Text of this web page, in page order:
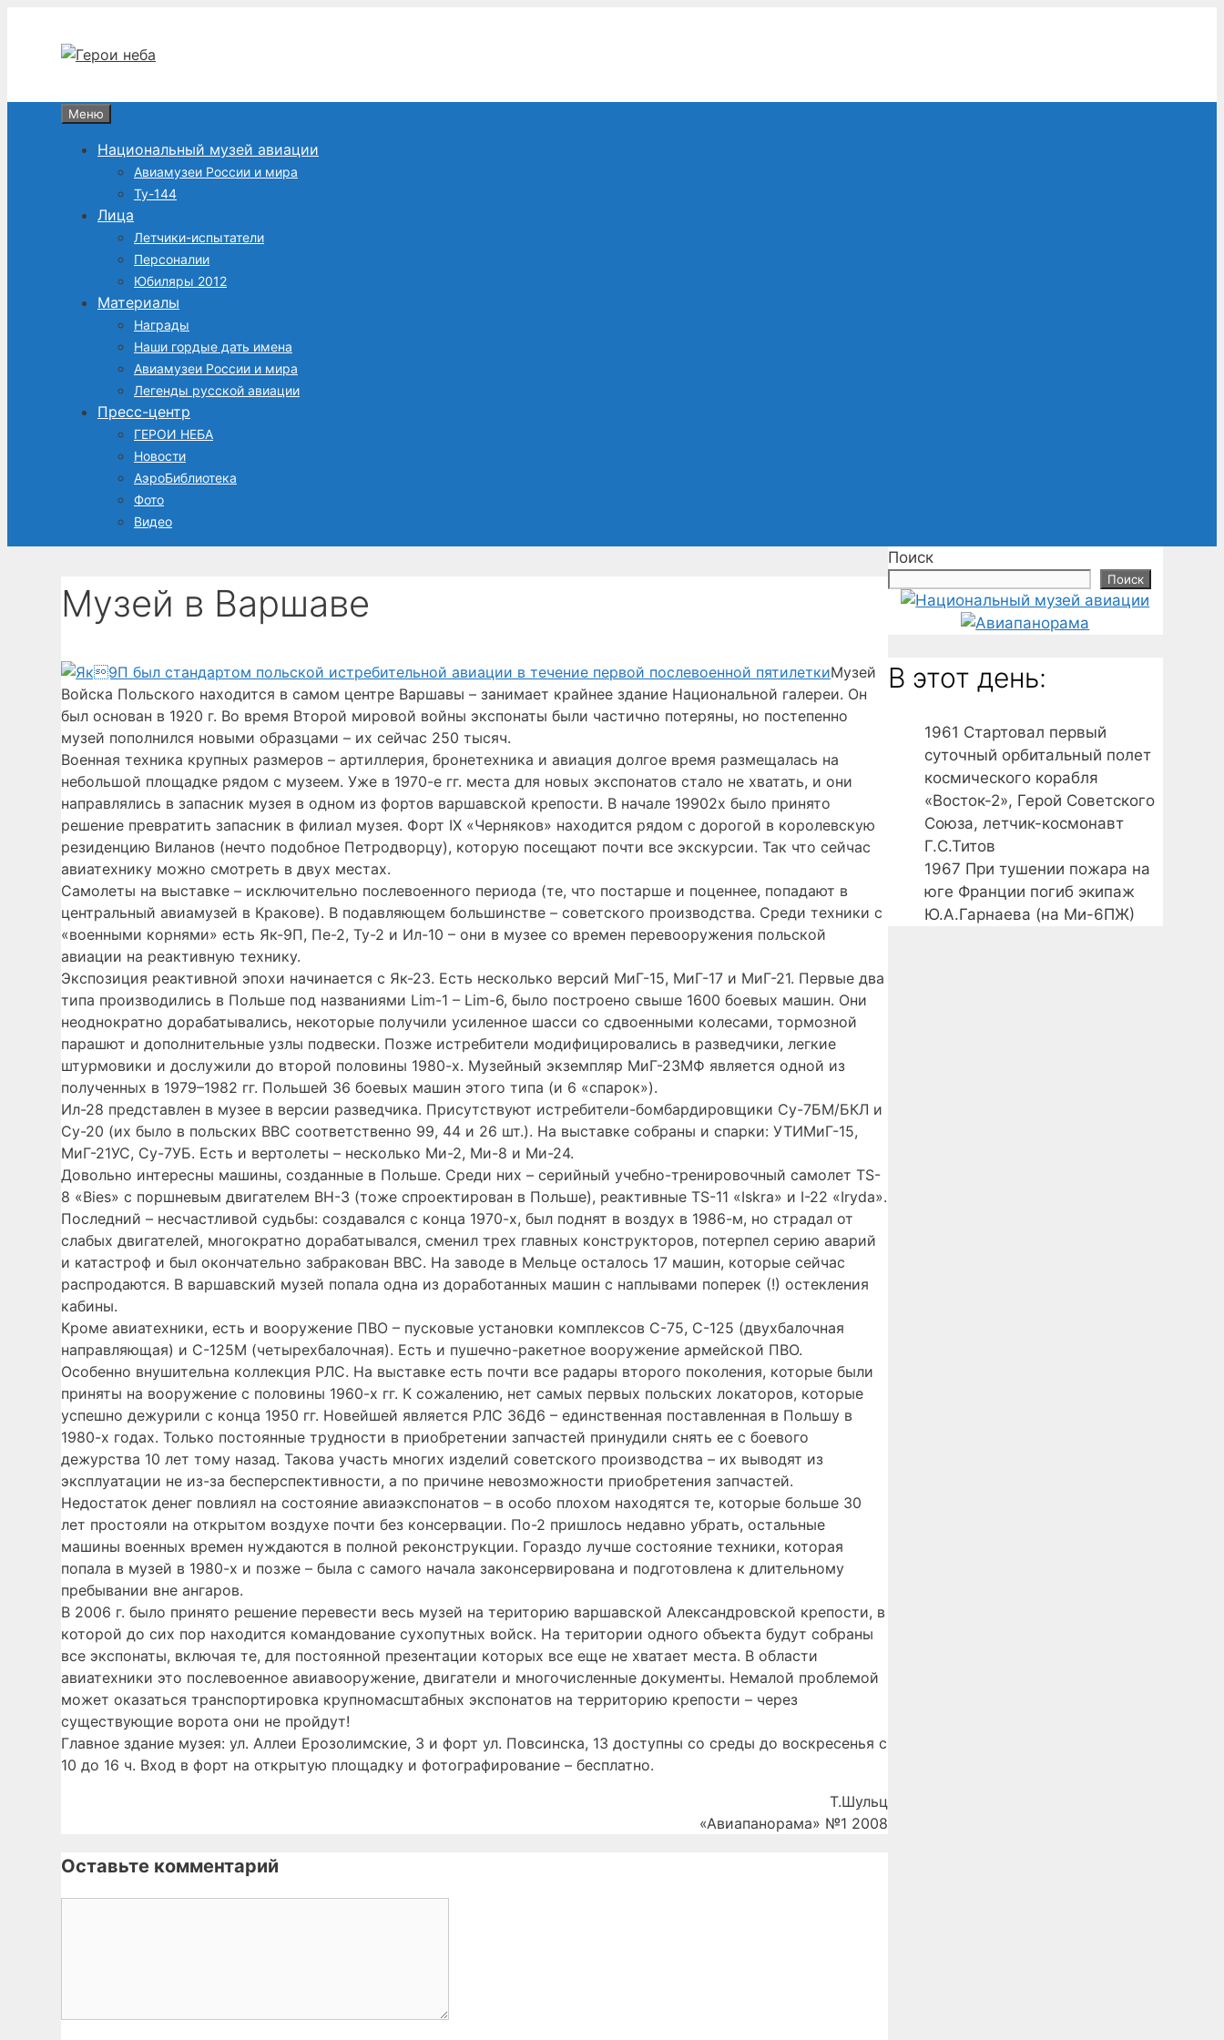
содержимому
Меню
Национальный музей авиации
Авиамузеи России и мира
Ту-144
Лица
Летчики-испытатели
Персоналии
Юбиляры 2012
Материалы
Награды
Наши гордые дать имена
Авиамузеи России и мира
Легенды русской авиации
Пресс-центр
ГЕРОИ НЕБА
Новости
АэроБиблиотека
Фото
Видео
Музей в Варшаве
Музей
Войска Польского находится в самом центре Варшавы – занимает крайнее здание Национальной галереи. Он
был основан в 1920 г. Во время Второй мировой войны экспонаты были частично потеряны, но постепенно
музей пополнился новыми образцами – их сейчас 250 тысяч.
Военная техника крупных размеров – артиллерия, бронетехника и авиация долгое время размещалась на
небольшой площадке рядом с музеем. Уже в 1970-е гг. места для новых экспонатов стало не хватать, и они
направлялись в запасник музея в одном из фортов варшавской крепости. В начале 19902х было принято
решение превратить запасник в филиал музея. Форт IX «Черняков» находится рядом с дорогой в королевскую
резиденцию Виланов (нечто подобное Петродворцу), которую посещают почти все экскурсии. Так что сейчас
авиатехнику можно смотреть в двух местах.
Самолеты на выставке – исключительно послевоенного периода (те, что постарше и поценнее, попадают в
центральный авиамузей в Кракове). В подавляющем большинстве – советского производства. Среди техники с
«военными корнями» есть Як-9П, Пе-2, Ту-2 и Ил-10 – они в музее со времен перевооружения польской
авиации на реактивную технику.
Экспозиция реактивной эпохи начинается с Як-23. Есть несколько версий МиГ-15, МиГ-17 и МиГ-21. Первые два
типа производились в Польше под названиями Lim-1 – Lim-6, было построено свыше 1600 боевых машин. Они
неоднократно дорабатывались, некоторые получили усиленное шасси со сдвоенными колесами, тормозной
парашют и дополнительные узлы подвески. Позже истребители модифицировались в разведчики, легкие
штурмовики и дослужили до второй половины 1980-х. Музейный экземпляр МиГ-23МФ является одной из
полученных в 1979–1982 гг. Польшей 36 боевых машин этого типа (и 6 «спарок»).
Ил-28 представлен в музее в версии разведчика. Присутствуют истребители-бомбардировщики Су-7БМ/БКЛ и
Су-20 (их было в польских ВВС соответственно 99, 44 и 26 шт.). На выставке собраны и спарки: УТИМиГ-15,
МиГ-21УС, Су-7УБ. Есть и вертолеты – несколько Ми-2, Ми-8 и Ми-24.
Довольно интересны машины, созданные в Польше. Среди них – серийный учебно-тренировочный самолет TS-
8 «Bies» с поршневым двигателем ВН-3 (тоже спроектирован в Польше), реактивные TS-11 «Iskra» и I-22 «Iryda».
Последний – несчастливой судьбы: создавался с конца 1970-х, был поднят в воздух в 1986-м, но страдал от
слабых двигателей, многократно дорабатывался, сменил трех главных конструкторов, потерпел серию аварий
и катастроф и был окончательно забракован ВВС. На заводе в Мельце осталось 17 машин, которые сейчас
распродаются. В варшавский музей попала одна из доработанных машин с наплывами поперек (!) остекления
кабины.
Кроме авиатехники, есть и вооружение ПВО – пусковые установки комплексов С-75, С-125 (двухбалочная
направляющая) и С-125М (четырехбалочная). Есть и пушечно-ракетное вооружение армейской ПВО.
Особенно внушительна коллекция РЛС. На выставке есть почти все радары второго поколения, которые были
приняты на вооружение с половины 1960-х гг. К сожалению, нет самых первых польских локаторов, которые
успешно дежурили с конца 1950 гг. Новейшей является РЛС 36Д6 – единственная поставленная в Польшу в
1980-х годах. Только постоянные трудности в приобретении запчастей принудили снять ее с боевого
дежурства 10 лет тому назад. Такова участь многих изделий советского производства – их выводят из
эксплуатации не из-за бесперспективности, а по причине невозможности приобретения запчастей.
Недостаток денег повлиял на состояние авиаэкспонатов – в особо плохом находятся те, которые больше 30
лет простояли на открытом воздухе почти без консервации. По-2 пришлось недавно убрать, остальные
машины военных времен нуждаются в полной реконструкции. Гораздо лучше состояние техники, которая
попала в музей в 1980-х и позже – была с самого начала законсервирована и подготовлена к длительному
пребывании вне ангаров.
В 2006 г. было принято решение перевести весь музей на територию варшавской Александровской крепости, в
которой до сих пор находится командование сухопутных войск. На територии одного объекта будут собраны
все экспонаты, включая те, для постоянной презентации которых все еще не хватает места. В области
авиатехники это послевоенное авиавооружение, двигатели и многочисленные документы. Немалой проблемой
может оказаться транспортировка крупномасштабных экспонатов на территорию крепости – через
существующие ворота они не пройдут!
Главное здание музея: ул. Аллеи Ерозолимские, 3 и форт ул. Повсинска, 13 доступны со среды до воскресенья с
10 до 16 ч. Вход в форт на открытую площадку и фотографирование – бесплатно.
Т.Шульц
«Авиапанорама» №1 2008
Оставьте комментарий
Поиск
Поиск
В этот день:
1961 Стартовал первый
суточный орбитальный полет
космического корабля
«Восток-2», Герой Советского
Союза, летчик-космонавт
Г.С.Титов
1967 При тушении пожара на
юге Франции погиб экипаж
Ю.А.Гарнаева (на Ми-6ПЖ)